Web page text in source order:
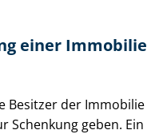
einer Immobilie
Besitzer der Immobilie
Schenkung geben. Ein